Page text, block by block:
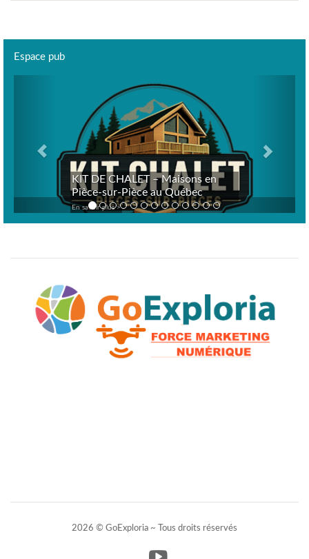
Espace pub
KIT DE CHALET – Maisons en
Pièce-sur-Pièce au Québec
En savoir plus >
2026 © GoExploria ~ Tous droits réservés